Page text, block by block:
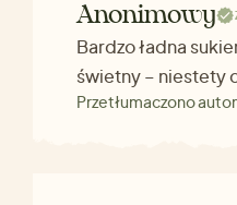
Anonimowy
Bardzo ładna
świetny – niestety
Przetłumaczono